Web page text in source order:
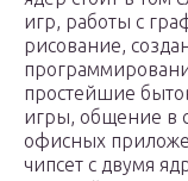
игр, работы с
рисование,
простейшие
игры, общение в
офисных
чипсет с двумя